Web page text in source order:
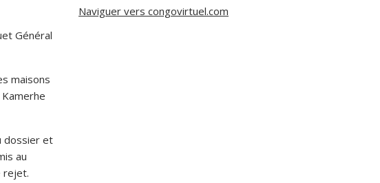
Général
maisons
dossier et
au
rejet.
Naviguer vers congovirtuel.com